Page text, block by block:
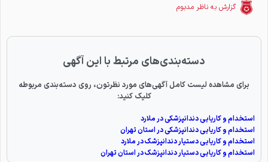
گزارش به ناظر مدبوم
دسته‌بندی‌های مرتبط با این آگهی
برای مشاهده لیست کامل آگهی‌های مورد نظرتون، روی دسته‌بندی مربوطه
کلیک کنید:
استخدام و کاریابی دندانپزشکی در ملارد
استخدام و کاریابی دندانپزشکی در استان تهران
استخدام و کاریابی دستیار دندانپزشک در ملارد
استخدام و کاریابی دستیار دندانپزشک در استان تهران